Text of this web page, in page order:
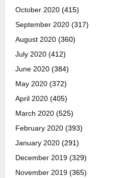
October 2020 (415)
September 2020 (317)
August 2020 (360)
July 2020 (412)
June 2020 (384)
May 2020 (372)
April 2020 (405)
March 2020 (525)
February 2020 (393)
January 2020 (291)
December 2019 (329)
November 2019 (365)